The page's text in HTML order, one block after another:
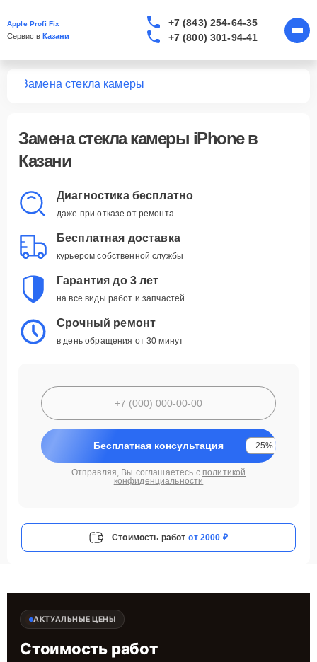
Apple Profi Fix
Сервис в Казани
+7 (843) 254-64-35
+7 (800) 301-94-41
Замена стекла камеры
Замена стекла камеры iPhone в
Казани
Диагностика бесплатно
даже при отказе от ремонта
Бесплатная доставка
курьером собственной службы
Гарантия до 3 лет
на все виды работ и запчастей
Срочный ремонт
в день обращения от 30 минут
Бесплатная консультация -25%
Отправляя, Вы соглашаетесь с политикой
конфиденциальности
Стоимость работ от 2000 ₽
АКТУАЛЬНЫЕ ЦЕНЫ
Стоимость работ